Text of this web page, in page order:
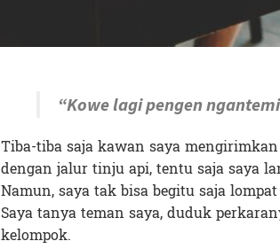
“Kowe lagi pengen
Tiba-tiba saja kawan saya
dengan jalur tinju api, tentu saja saya
Namun, saya tak bisa begitu saja
Saya tanya teman saya, duduk
kelompok.